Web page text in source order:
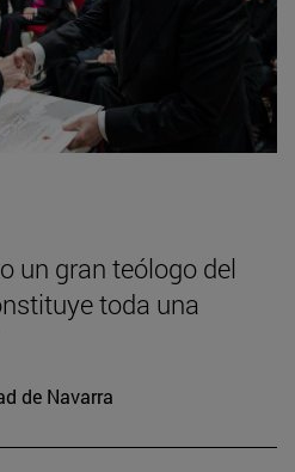
un gran teólogo del
toda una
de Navarra